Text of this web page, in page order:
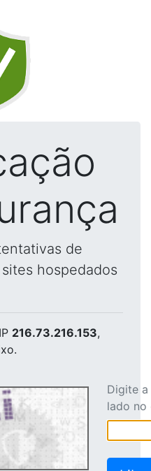
de
hospedados
216.73.216.153,
Digite
lado no